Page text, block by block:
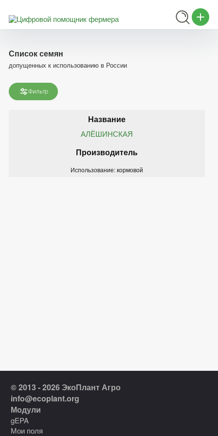
Список семян
допущенных к использованию в России
Фильтр
АЛЁШИНСКАЯ
Использование: кормовой
© 2013 - 2026 ЭкоПлант Агро
info@ecoplant.org
Модули
gEPA
Мои поля